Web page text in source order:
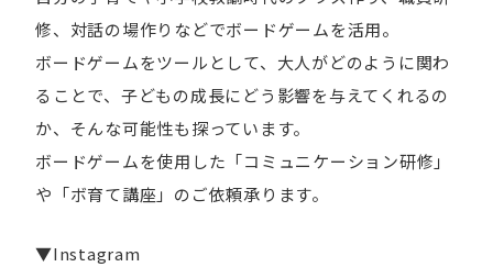
修、対話の場作りなどでボードゲームを活用。
ボードゲームをツールとして、大人がどのように関わ
ることで、子どもの成長にどう影響を与えてくれるの
か、そんな可能性も探っています。
ボードゲームを使用した「コミュニケーション研修」
や「ボ育て講座」のご依頼承ります。
▼Instagram